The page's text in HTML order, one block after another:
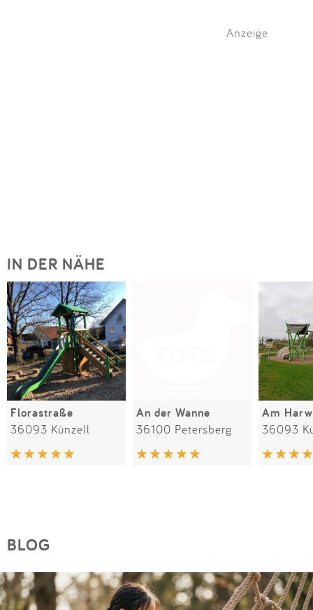
Anzeige
IN DER NÄHE
Florastraße
36093 Künzell
An der Wanne
36100 Petersberg
Am
36093
BLOG